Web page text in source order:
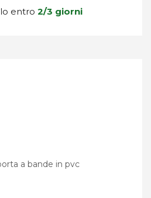
entro 2/3 giorni